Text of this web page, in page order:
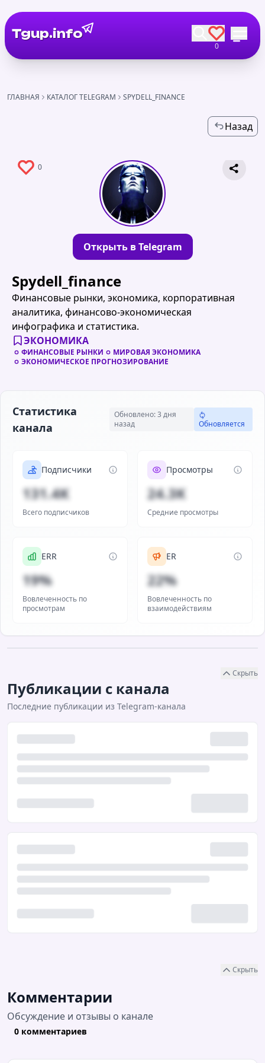
Tgup.info
0
ГЛАВНАЯ КАТАЛОГ TELEGRAM SPYDELL_FINANCE
Назад
0
Открыть в Telegram
Spydell_finance
Финансовые рынки, экономика, корпоративная
аналитика, финансово-экономическая
инфографика и статистика.
ЭКОНОМИКА
ФИНАНСОВЫЕ РЫНКИ
МИРОВАЯ ЭКОНОМИКА
ЭКОНОМИЧЕСКОЕ ПРОГНОЗИРОВАНИЕ
Статистика
канала
Обновлено: 3 дня
назад
Обновляется
Подписчики
131.4K
Всего подписчиков
Просмотры
24.3K
Средние просмотры
ERR
19%
Вовлеченность по
просмотрам
ER
22%
Вовлеченность по
взаимодействиям
Скрыть
Комментарии
Обсуждение и отзывы о канале
0 комментариев
Скрыть
Публикации с канала
Последние публикации из Telegram-канала